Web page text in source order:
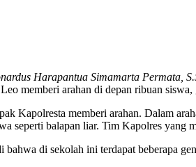
Harapantua Simamarta Permata,
memberi arahan di depan ribuan
Kapolresta memberi arahan. Dalam
seperti balapan liar. Tim Kapolres yang
di sekolah ini terdapat beberapa